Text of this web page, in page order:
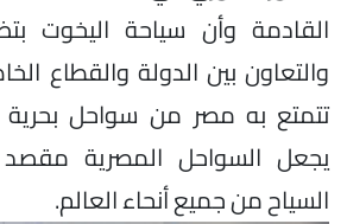
القادمة وأن سياحة اليخوت
والتعاون بين الدولة والقطاع
تتمتع به مصر من سواحل
يجعل السواحل المصرية مقصد
السياح من جميع أنحاء العالم.